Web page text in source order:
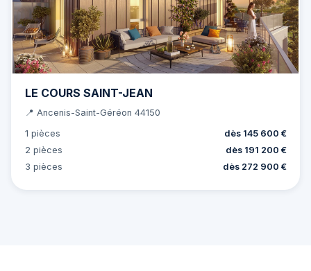
LE COURS SAINT-JEAN
📍 Ancenis-Saint-Géréon 44150
1 pièces
dès 145 600 €
2 pièces
dès 191 200 €
3 pièces
dès 272 900 €